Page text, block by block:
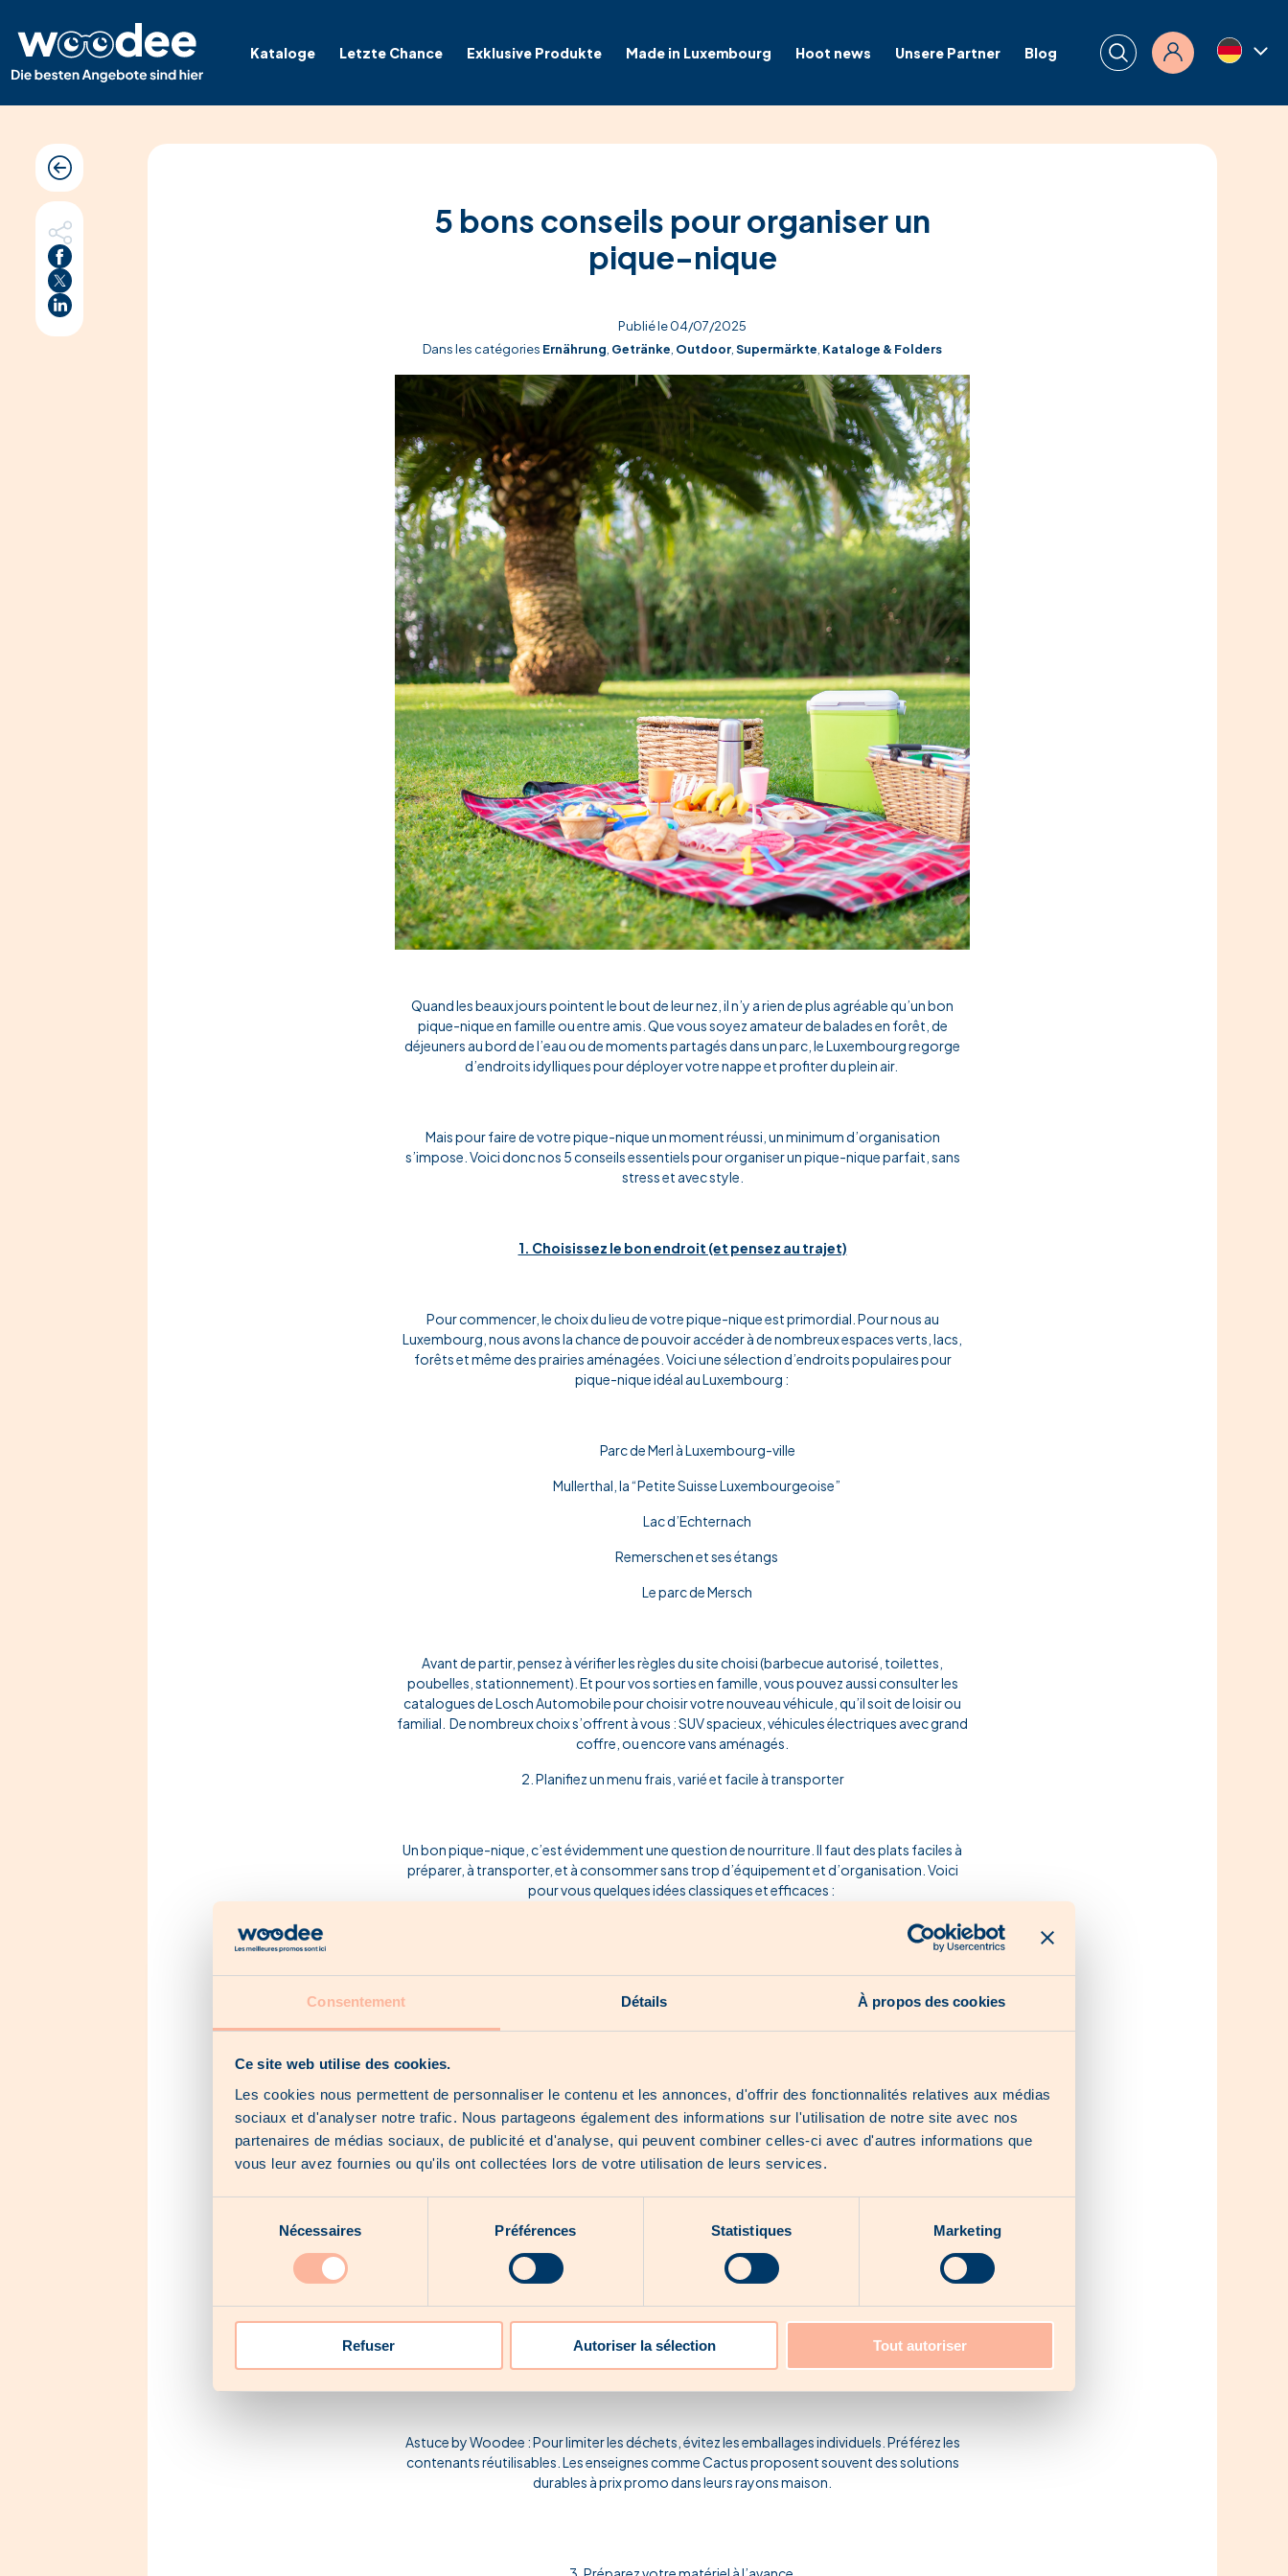
Consentement Détails À propos des cookies
Ce site web utilise des cookies.
Les cookies nous permettent de personnaliser le contenu et les annonces, d'offrir des fonctionnalités relatives aux médias
sociaux et d'analyser notre trafic. Nous partageons également des informations sur l'utilisation de notre site avec nos
partenaires de médias sociaux, de publicité et d'analyse, qui peuvent combiner celles-ci avec d'autres informations que
vous leur avez fournies ou qu'ils ont collectées lors de votre utilisation de leurs services.
consentement
Nécessaires Préférences Statistiques Marketing
Refuser Autoriser la sélection Tout autoriser
Kataloge Letzte Chance Exklusive Produkte Made in Luxembourg Hoot news Unsere Partner Blog Anmelden
5 bons conseils pour organiser un
pique-nique
Publié le 04/07/2025
Dans les catégories Ernährung, Getränke, Outdoor,Supermärkte, Kataloge & Folders
Quand les beaux jours pointent le bout de leur nez, il n’y a rien de plus agréable qu’un bon
pique-nique en famille ou entre amis. Que vous soyez amateur de balades en forêt, de
déjeuners au bord de l’eau ou de moments partagés dans un parc, le Luxembourg regorge
d’endroits idylliques pour déployer votre nappe et profiter du plein air.
Mais pour faire de votre pique-nique un moment réussi, un minimum d’organisation
s’impose. Voici donc nos 5 conseils essentiels pour organiser un pique-nique parfait, sans
stress et avec style.
1. Choisissez le bon endroit (et pensez au trajet)
Pour commencer, le choix du lieu de votre pique-nique est primordial. Pour nous au
Luxembourg, nous avons la chance de pouvoir accéder à de nombreux espaces verts, lacs,
forêts et même des prairies aménagées. Voici une sélection d’endroits populaires pour
pique-nique idéal au Luxembourg :
Parc de Merl à Luxembourg-ville
Mullerthal, la “Petite Suisse Luxembourgeoise”
Lac d’Echternach
Remerschen et ses étangs
Le parc de Mersch
Avant de partir, pensez à vérifier les règles du site choisi (barbecue autorisé, toilettes,
poubelles, stationnement). Et pour vos sorties en famille, vous pouvez aussi consulter les
catalogues de Losch Automobile pour choisir votre nouveau véhicule, qu’il soit de loisir ou
familial. De nombreux choix s’offrent à vous : SUV spacieux, véhicules électriques avec grand
coffre, ou encore vans aménagés.
2. Planifiez un menu frais, varié et facile à transporter
Un bon pique-nique, c’est évidemment une question de nourriture. Il faut des plats faciles à
préparer, à transporter, et à consommer sans trop d’équipement et d’organisation. Voici
pour vous quelques idées classiques et efficaces :
Wraps frais Salades composées (pâtes, quinoa, lentilles, etc.)
Fromages, charcuteries et fruits secs
Gâteaux maison ou biscuits
Boissons fraîches : citronnade, thé glacé, jus bio
Delhaize Luxembourg sont des incontournables sur Woodee. Vous y trouverez :
Des promotions sur les boissons et snacks
Des plats traiteur prêts à emporter
Astuce by Woodee : Pour limiter les déchets, évitez les emballages individuels. Préférez les
contenants réutilisables. Les enseignes comme Cactus proposent souvent des solutions
durables à prix promo dans leurs rayons maison.